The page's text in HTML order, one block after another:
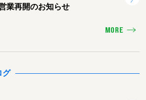
業再開のお知らせ
MORE
グ